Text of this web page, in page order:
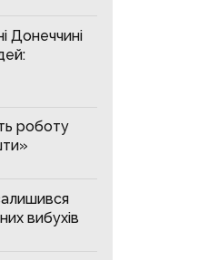
Донеччині
роботу
вибухів